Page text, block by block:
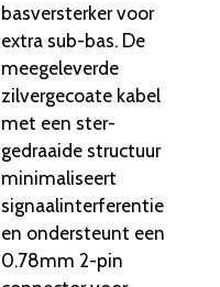
basversterker voor
extra sub-bas. De
meegeleverde
zilvergecoate kabel
met een ster-
gedraaide structuur
minimaliseert
signaalinterferentie
en ondersteunt een
0.78mm 2-pin